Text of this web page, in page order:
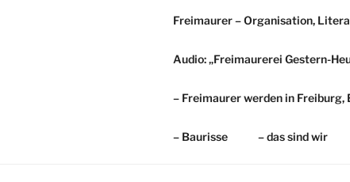
Freimaurer – Organisation,
Audio: „Freimaurerei Gestern-
– Freimaurer werden in
– Baurisse – das sind wir